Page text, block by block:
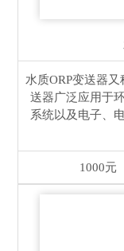
水质ORP变送器
送器广泛应用于
系统以及电子、
1000元